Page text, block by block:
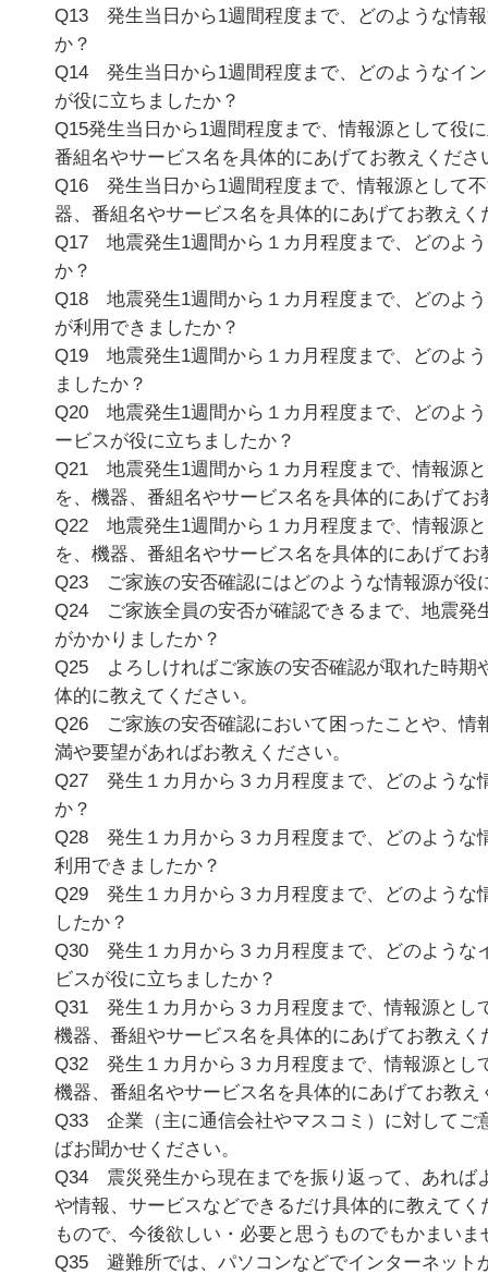
Q13 発生当日から1週間程度まで、どのような情
か？
Q14 発生当日から1週間程度まで、どのようなイ
が役に立ちましたか？
Q15発生当日から1週間程度まで、情報源として役
番組名やサービス名を具体的にあげてお教えくださ
Q16 発生当日から1週間程度まで、情報源として
器、番組名やサービス名を具体的にあげてお教えく
Q17 地震発生1週間から１カ月程度まで、どのよ
か？
Q18 地震発生1週間から１カ月程度まで、どのよ
が利用できましたか？
Q19 地震発生1週間から１カ月程度まで、どのよ
ましたか？
Q20 地震発生1週間から１カ月程度まで、どのよ
ービスが役に立ちましたか？
Q21 地震発生1週間から１カ月程度まで、情報源
を、機器、番組名やサービス名を具体的にあげてお
Q22 地震発生1週間から１カ月程度まで、情報源
を、機器、番組名やサービス名を具体的にあげてお
Q23 ご家族の安否確認にはどのような情報源が役
Q24 ご家族全員の安否が確認できるまで、地震発
がかかりましたか？
Q25 よろしければご家族の安否確認が取れた時期
体的に教えてください。
Q26 ご家族の安否確認において困ったことや、情
満や要望があればお教えください。
Q27 発生１カ月から３カ月程度まで、どのような
か？
Q28 発生１カ月から３カ月程度まで、どのような
利用できましたか？
Q29 発生１カ月から３カ月程度まで、どのような
したか？
Q30 発生１カ月から３カ月程度まで、どのような
ビスが役に立ちましたか？
Q31 発生１カ月から３カ月程度まで、情報源とし
機器、番組やサービス名を具体的にあげてお教えく
Q32 発生１カ月から３カ月程度まで、情報源とし
機器、番組名やサービス名を具体的にあげてお教え
Q33 企業（主に通信会社やマスコミ）に対してご
ばお聞かせください。
Q34 震災発生から現在までを振り返って、あれば
や情報、サービスなどできるだけ具体的に教えてく
もので、今後欲しい・必要と思うものでもかまいま
Q35 避難所では、パソコンなどでインターネット